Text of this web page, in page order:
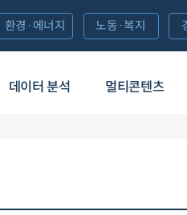
데이터 분석 멀티콘텐츠
환경·에너지 노동·복지